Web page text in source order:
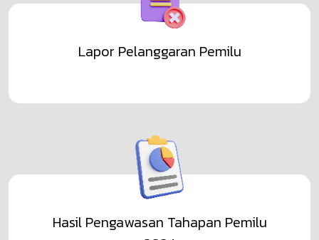
Lapor Pelanggaran Pemilu
Hasil Pengawasan Tahapan Pemilu